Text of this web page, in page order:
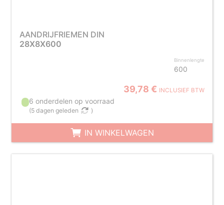
AANDRIJFRIEMEN DIN
28X8X600
Binnenlengte
600
39,78 € INCLUSIEF BTW
6 onderdelen op voorraad
(5 dagen geleden )
IN WINKELWAGEN